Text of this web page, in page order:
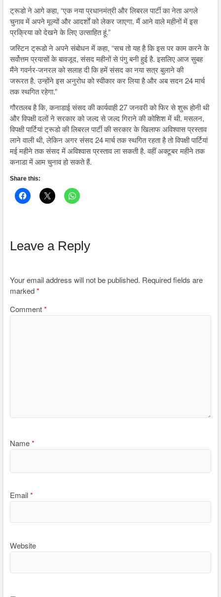
ट्रूडो ने आगे कहा, “एक नया प्रधानमंत्री और लिबरल पार्टी का नेता अगले
चुनाव में अपने मूल्यों और आदर्शों को लेकर जाएगा. मैं आने वाले महीनों में इस
प्रक्रिया को देखने के लिए उत्साहित हूं.”
जस्टिन ट्रूडो ने अपने संबोधन में कहा, “सच तो यह है कि इस पर काम करने के
सर्वोत्तम प्रयासों के बावजूद, संसद महीनों से पंगु बनी हुई है. इसलिए आज सुबह
मैंने गवर्नर-जनरल को सलाह दी कि हमें संसद का नया सत्र बुलाने की
जरूरत है. उन्होंने इस अनुरोध को स्वीकार कर लिया है और अब सदन 24 मार्च
तक स्थगित रहेगा.”
गौरतलब है कि, कनाडाई संसद की कार्यवाही 27 जनवरी को फिर से शुरू होनी थी
और विपक्षी दलों ने सरकार को जल्द से जल्द गिराने की कोशिश में थी. मसलन,
विपक्षी पार्टियां ट्रूडो की लिबरल पार्टी की सरकार के खिलाफ अविश्वास प्रस्ताव
लाने वाली थी, लेकिन अगर संसद 24 मार्च तक स्थगित रहता है तो विपक्षी पार्टियां
मई महीने तक संसद में अविश्वास प्रस्ताव ला सकती है. वहीं अक्टूबर महीने तक
कनाडा में आम चुनाव हो सकते हैं.
Share this:
Leave a Reply
Your email address will not be published. Required fields are
marked*
Comment*
Name*
Email*
Website